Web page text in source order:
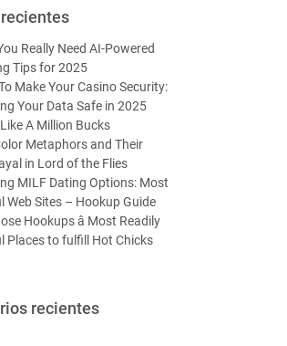
Really Need AI-Powered
Tips for 2025
Make Your Casino Security:
Your Data Safe in 2025
A Million Bucks
Metaphors and Their
in Lord of the Flies
MILF Dating Options: Most
Web Sites – Hookup Guide
Hookups â Most Readily
Places to fulfill Hot Chicks
recientes